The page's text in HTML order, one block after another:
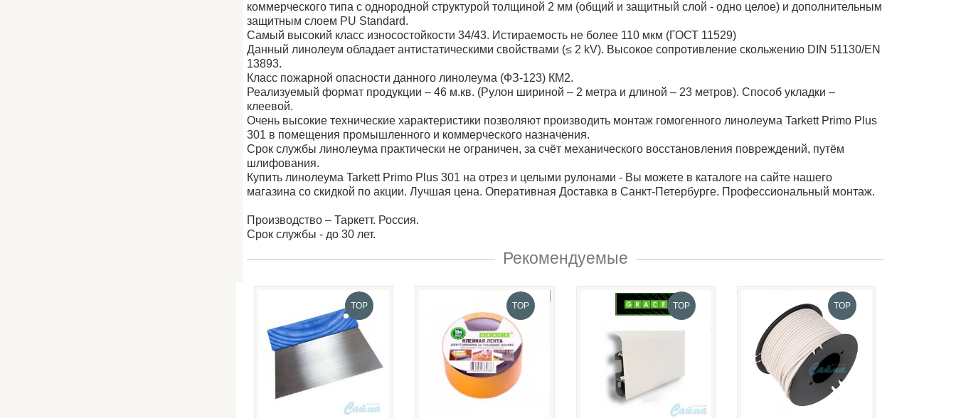
коммерческого типа с однородной структурой толщиной 2 мм (общий и защитный слой - одно целое) и дополнительным
защитным слоем PU Standard.
Самый высокий класс износостойкости 34/43. Истираемость не более 110 мкм (ГОСТ 11529)
Данный линолеум обладает антистатическими свойствами (≤ 2 kV). Высокое сопротивление скольжению DIN 51130/EN
13893.
Класс пожарной опасности данного линолеума (ФЗ-123) КМ2.
Реализуемый формат продукции – 46 м.кв. (Рулон шириной – 2 метра и длиной – 23 метров). Способ укладки –
клеевой.
Очень высокие технические характеристики позволяют производить монтаж гомогенного линолеума Tarkett Primo Plus
301 в помещения промышленного и коммерческого назначения.
Срок службы линолеума практически не ограничен, за счёт механического восстановления повреждений, путём
шлифования.
Купить линолеума Tarkett Primo Plus 301 на отрез и целыми рулонами - Вы можете в каталоге на сайте нашего
магазина со скидкой по акции. Лучшая цена. Оперативная Доставка в Санкт-Петербурге. Профессиональный монтаж.
Производство – Таркетт. Россия.
Срок службы - до 30 лет.
Рекомендуемые
TOP TOP TOP TOP